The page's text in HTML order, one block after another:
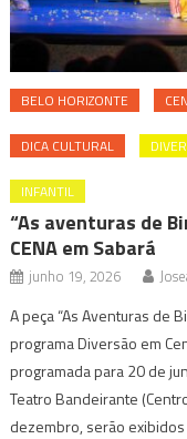
BELO HORIZONTE
DICA CULTURAL
INFANTIL
“As aventuras de
CENA em Sabará
junho 19, 2026
A peça “As Aventuras de
programa Diversão em
programada para 20 de
Teatro Bandeirante
dezembro, serão